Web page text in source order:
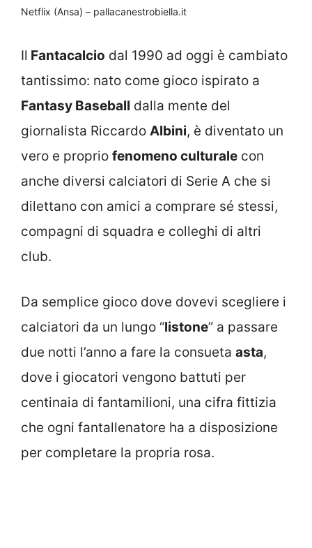
Netflix (Ansa) – pallacanestrobiella.it
Il Fantacalcio dal 1990 ad oggi è cambiato
tantissimo: nato come gioco ispirato a
Fantasy Baseball dalla mente del
giornalista Riccardo Albini, è diventato un
vero e proprio fenomeno culturale con
anche diversi calciatori di Serie A che si
dilettano con amici a comprare sé stessi,
compagni di squadra e colleghi di altri
club.
Da semplice gioco dove dovevi scegliere i
calciatori da un lungo “listone” a passare
due notti l’anno a fare la consueta asta,
dove i giocatori vengono battuti per
centinaia di fantamilioni, una cifra fittizia
che ogni fantallenatore ha a disposizione
per completare la propria rosa.